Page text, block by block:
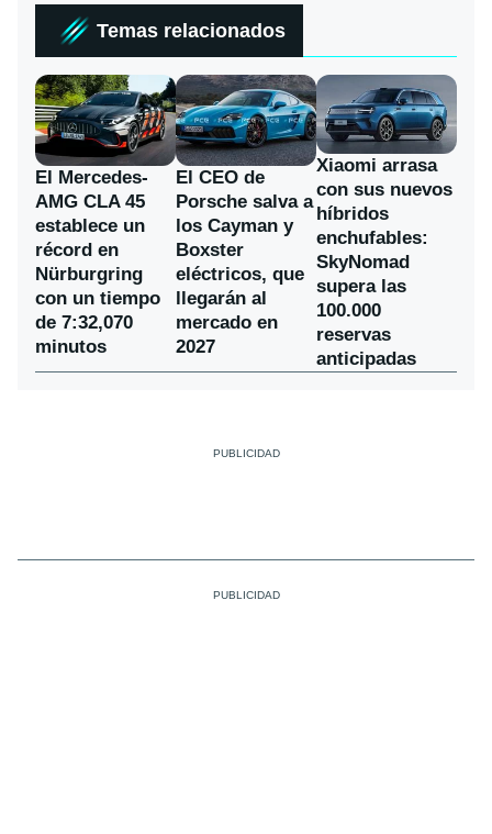
Temas relacionados
El Mercedes-
AMG CLA 45
establece un
récord en
Nürburgring
con un tiempo
de 7:32,070
minutos
El CEO de
Porsche salva a
los Cayman y
Boxster
eléctricos, que
llegarán al
mercado en
2027
Xiaomi arrasa
con sus nuevos
híbridos
enchufables:
SkyNomad
supera las
100.000
reservas
anticipadas